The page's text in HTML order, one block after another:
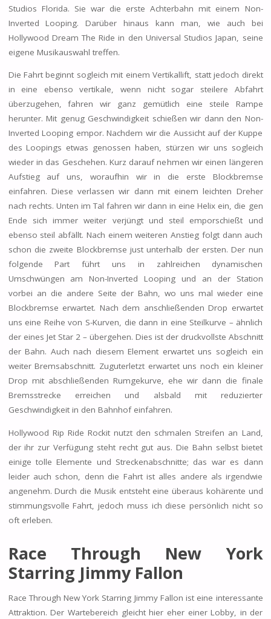
Studios Florida. Sie war die erste Achterbahn mit einem Non-
Inverted Looping. Darüber hinaus kann man, wie auch bei
Hollywood Dream The Ride in den Universal Studios Japan, seine
eigene Musikauswahl treffen.
Die Fahrt beginnt sogleich mit einem Vertikallift, statt jedoch direkt
in eine ebenso vertikale, wenn nicht sogar steilere Abfahrt
überzugehen, fahren wir ganz gemütlich eine steile Rampe
herunter. Mit genug Geschwindigkeit schießen wir dann den Non-
Inverted Looping empor. Nachdem wir die Aussicht auf der Kuppe
des Loopings etwas genossen haben, stürzen wir uns sogleich
wieder in das Geschehen. Kurz darauf nehmen wir einen längeren
Aufstieg auf uns, woraufhin wir in die erste Blockbremse
einfahren. Diese verlassen wir dann mit einem leichten Dreher
nach rechts. Unten im Tal fahren wir dann in eine Helix ein, die gen
Ende sich immer weiter verjüngt und steil emporschießt und
ebenso steil abfällt. Nach einem weiteren Anstieg folgt dann auch
schon die zweite Blockbremse just unterhalb der ersten. Der nun
folgende Part führt uns in zahlreichen dynamischen
Umschwüngen am Non-Inverted Looping und an der Station
vorbei an die andere Seite der Bahn, wo uns mal wieder eine
Blockbremse erwartet. Nach dem anschließenden Drop erwartet
uns eine Reihe von S-Kurven, die dann in eine Steilkurve – ähnlich
der eines Jet Star 2 – übergehen. Dies ist der druckvollste Abschnitt
der Bahn. Auch nach diesem Element erwartet uns sogleich ein
weiter Bremsabschnitt. Zuguterletzt erwartet uns noch ein kleiner
Drop mit abschließenden Rumgekurve, ehe wir dann die finale
Bremsstrecke erreichen und alsbald mit reduzierter
Geschwindigkeit in den Bahnhof einfahren.
Hollywood Rip Ride Rockit nutzt den schmalen Streifen an Land,
der ihr zur Verfügung steht recht gut aus. Die Bahn selbst bietet
einige tolle Elemente und Streckenabschnitte; das war es dann
leider auch schon, denn die Fahrt ist alles andere als irgendwie
angenehm. Durch die Musik entsteht eine überaus kohärente und
stimmungsvolle Fahrt, jedoch muss ich diese persönlich nicht so
oft erleben.
Race Through New York
Starring Jimmy Fallon
Race Through New York Starring Jimmy Fallon ist eine interessante
Attraktion. Der Wartebereich gleicht hier eher einer Lobby, in der